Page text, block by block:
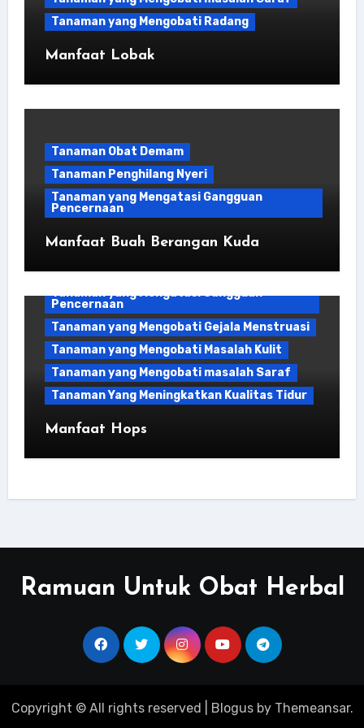
Tanaman yang Mengobati Radang
Manfaat Lobak
Tanaman Obat Demam
Tanaman Penghilang Nyeri
Tanaman yang Mengatasi Gangguan
Pencernaan
Manfaat Buah Berangan Kuda
Bahan Kuliner
Tanaman yang Mengatasi Gangguan
Pencernaan
Tanaman yang Mengobati Gejala Menstruasi
Tanaman yang Mengobati Masalah Kulit
Tanaman yang Mengobati masalah Saraf
Tanaman Yang Meningkatkan Kualitas Tidur
Manfaat Hops
Ramuan Untuk Obat Herbal
Copyright © All rights reserved Blogusby Themeansar.